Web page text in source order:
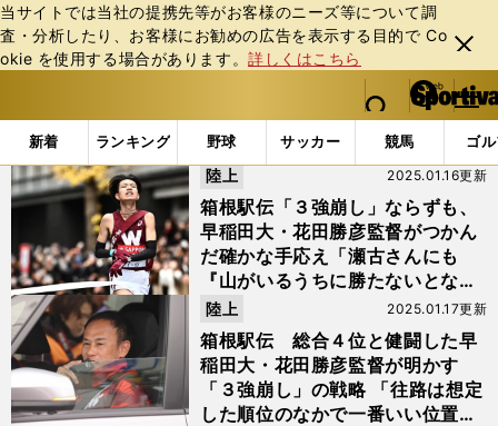
当サイトでは当社の提携先等がお客様のニーズ等について調
査・分析したり、お客様にお勧めの広告を表⽰する⽬的で Co
okie を使⽤する場合があります。詳しくはこちら
閉じ
る
web Sportiva (webスポルティーバ)
検索
マイペ
ー
ジ
メニュ
新着 ランキング 野球 サッカー 競馬 ゴ
b
ス
ポ
ル
ィ
ー
バ
「#出雲」の最新ニュース・ 情報
箱根駅伝「３強崩し」ならずも、
早稲田大・花田勝彦監督がつかん
だ確かな手応え「瀬古さんにも
『山がいるうちに勝たないとな』
と言われました（笑）」
2025.01.16更新
陸上
箱根駅伝 総合４位と健闘した早
稲田大・花田勝彦監督が明かす
「３強崩し」の戦略 「往路は想定
した順位のなかで一番いい位置で
2025.01.17更新
陸上